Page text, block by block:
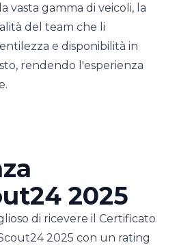
vasta gamma di veicoli, la
del team che li
e disponibilità in
rendendo l'esperienza
2025
di ricevere il Certificato
2025 con un rating